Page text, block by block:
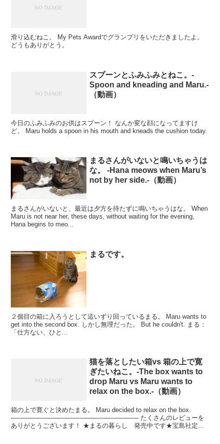
滑り込むねこ。 My Pets Awardでグランプリをいただきましたよ。
どうもありがとう。
スプーンとふみふみとねこ。-
Spoon and kneading and Maru.-
（動画）
今日のふみふみのお供はスプーン！ なんか変な顔になってますけ
ど。 Maru holds a spoon in his mouth and kneads the cushion today.
まるさんがいないと鳴いちゃうは
な。 -Hana meows when Maru’s
not by her side.-（動画）
まるさんがいないと、最近は夕方を待たずに鳴いちゃうはな。 When
Maru is not near her, these days, without waiting for the evening,
Hana begins to meo...
まるです。
２個目の箱に入ろうとして這いずり回っているまる。 Maru wants to
get into the second box. しかし無理だった。 But he couldn't. まる：
「仕方ない、ひと...
猫を落としたい箱vs 箱の上で寛
ぎたいねこ。-The box wants to
drop Maru vs Maru wants to
relax on the box.-（動画）
箱の上で寛ぐと決めたまる。 Maru decided to relax on the box.
———————————————————— たくさんのレビューを
ありがとうございます！ ★まるの暮らし 発売中です★宝島社定価